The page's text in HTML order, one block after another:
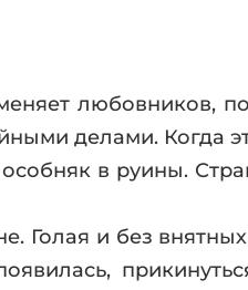
любовников,
делами. Когда
в руины.
Голая и без